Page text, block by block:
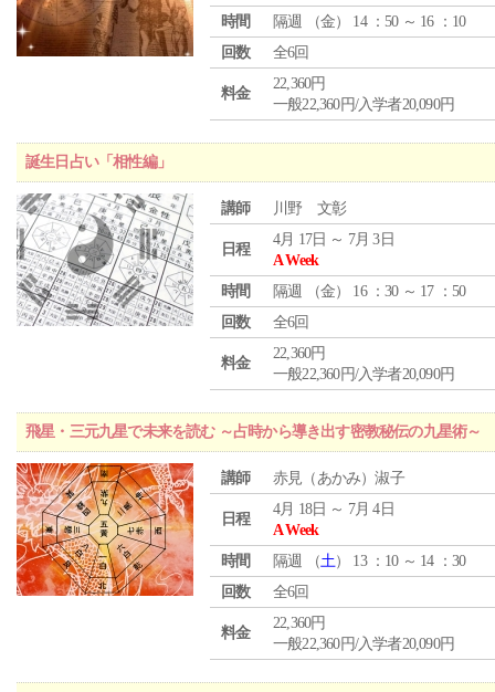
時間
隔週 （金） 14 ：50 ～ 16 ：10
回数
全6回
料金
22,360円
一般22,360円/入学者20,090円
誕生日占い「相性編」
講師 川野 文彰
日程
4月 17日 ～ 7月 3日
A Week
時間
隔週 （金） 16 ：30 ～ 17 ：50
回数
全6回
料金
22,360円
一般22,360円/入学者20,090円
飛星・三元九星で未来を読む ～占時から導き出す密教秘伝の九星術～
講師 赤見（あかみ）淑子
日程
4月 18日 ～ 7月 4日
A Week
時間
隔週 （土） 13 ：10 ～ 14 ：30
回数
全6回
料金
22,360円
一般22,360円/入学者20,090円